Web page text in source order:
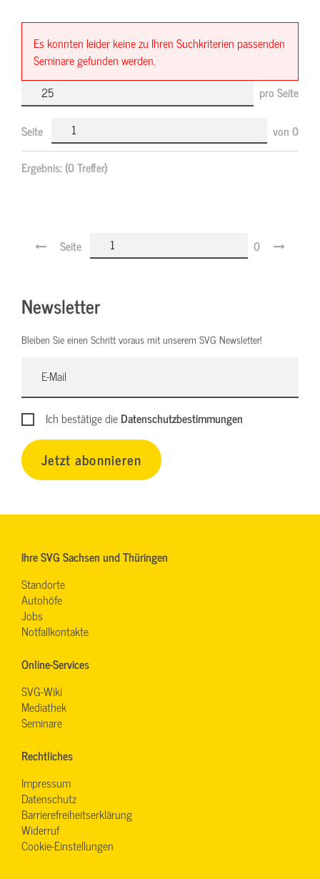
Es konnten leider keine zu Ihren Suchkriterien passenden
Seminare gefunden werden.
pro Seite
Seite von0
Ergebnis:(0 Treffer)
Seite 0
Newsletter
Bleiben Sie einen Schritt voraus mit unserem SVG Newsletter!
Ich bestätige dieDatenschutzbestimmungen
Jetzt abonnieren
Ihre SVG Sachsen und Thüringen
Standorte
Autohöfe
Jobs
Notfallkontakte
Online-Services
SVG-Wiki
Mediathek
Seminare
Rechtliches
Impressum
Datenschutz
Barrierefreiheitserklärung
Widerruf
Cookie-Einstellungen